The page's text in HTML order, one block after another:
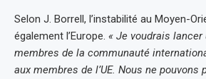
Selon J. Borrell, l’instabilité au Moyen-
également l’Europe. « Je voudrais
membres de la communauté
aux membres de l’UE. Nous ne pouvons